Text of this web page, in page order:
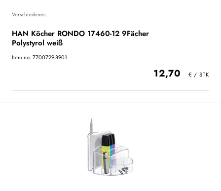
Verschiedenes
HAN Köcher RONDO 17460-12 9Fächer
Polystyrol weiß
Item no: 7700729.8901
12,70